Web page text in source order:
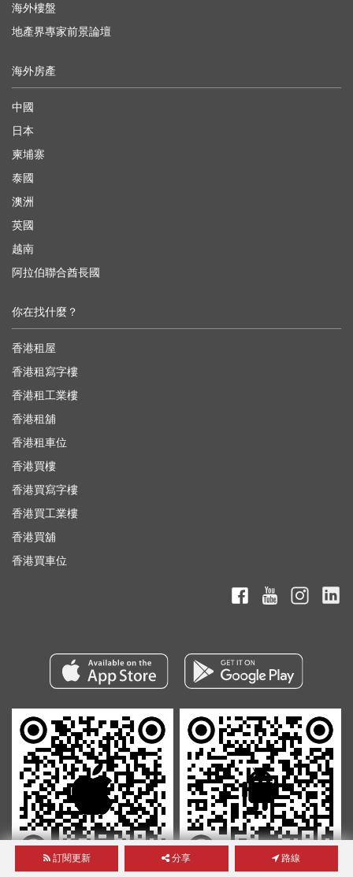
訂閱更新 分享 路線
海外樓盤
地產界專家前景論壇
海外房產
中國
日本
柬埔寨
泰國
澳洲
英國
越南
阿拉伯聯合酋長國
你在找什麼？
香港租屋
香港租寫字樓
香港租工業樓
香港租舖
香港租車位
香港買樓
香港買寫字樓
香港買工業樓
香港買舖
香港買車位